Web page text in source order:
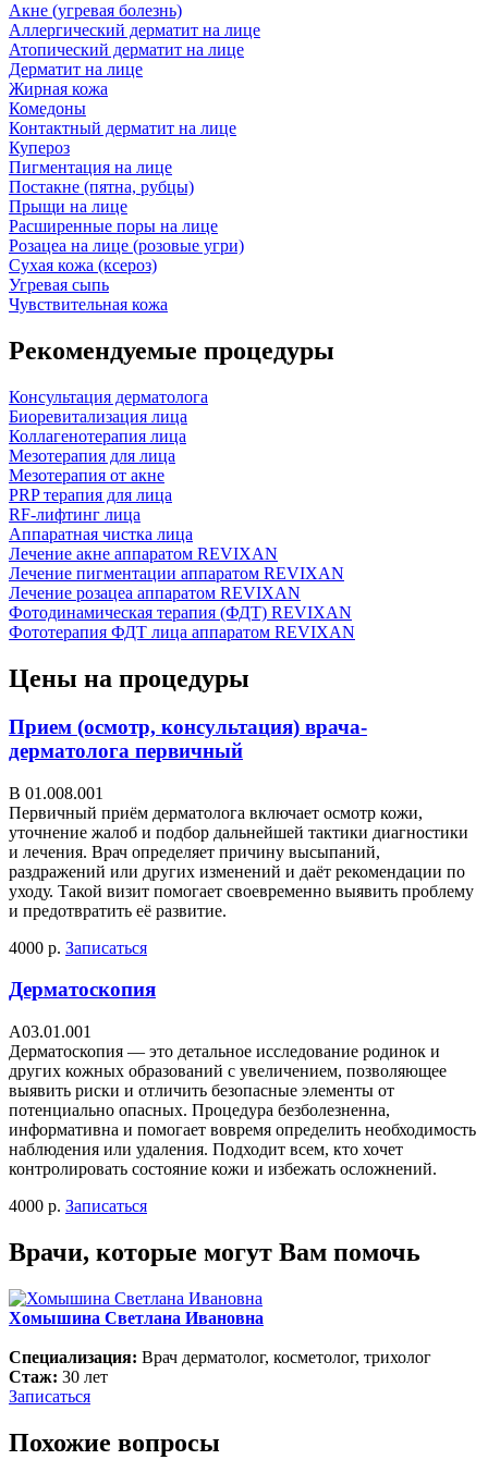
Акне (угревая болезнь)
Аллергический дерматит на лице
Атопический дерматит на лице
Дерматит на лице
Жирная кожа
Комедоны
Контактный дерматит на лице
Купероз
Пигментация на лице
Постакне (пятна, рубцы)
Прыщи на лице
Расширенные поры на лице
Розацеа на лице (розовые угри)
Сухая кожа (ксероз)
Угревая сыпь
Чувствительная кожа
Рекомендуемые процедуры
Консультация дерматолога
Биоревитализация лица
Коллагенотерапия лица
Мезотерапия для лица
Мезотерапия от акне
PRP терапия для лица
RF-лифтинг лица
Аппаратная чистка лица
Лечение акне аппаратом REVIXAN
Лечение пигментации аппаратом REVIXAN
Лечение розацеа аппаратом REVIXAN
Фотодинамическая терапия (ФДТ) REVIXAN
Фототерапия ФДТ лица аппаратом REVIXAN
Цены на процедуры
Прием (осмотр, консультация) врача-
дерматолога первичный
В 01.008.001
Первичный приём дерматолога включает осмотр кожи,
уточнение жалоб и подбор дальнейшей тактики диагностики
и лечения. Врач определяет причину высыпаний,
раздражений или других изменений и даёт рекомендации по
уходу. Такой визит помогает своевременно выявить проблему
и предотвратить её развитие.
4000 р. Записаться
Дерматоскопия
A03.01.001
Дерматоскопия — это детальное исследование родинок и
других кожных образований с увеличением, позволяющее
выявить риски и отличить безопасные элементы от
потенциально опасных. Процедура безболезненна,
информативна и помогает вовремя определить необходимость
наблюдения или удаления. Подходит всем, кто хочет
контролировать состояние кожи и избежать осложнений.
4000 р. Записаться
Врачи, которые могут Вам помочь
Хомышина Светлана Ивановна
Специализация: Врач дерматолог, косметолог, трихолог
Стаж: 30 лет
Записаться
Похожие вопросы